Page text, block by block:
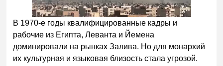
В 1970-е годы квалифицированные кадры и
рабочие из Египта, Леванта и Йемена
доминировали на рынках Залива. Но для монархий
их культурная и языковая близость стала угрозой.